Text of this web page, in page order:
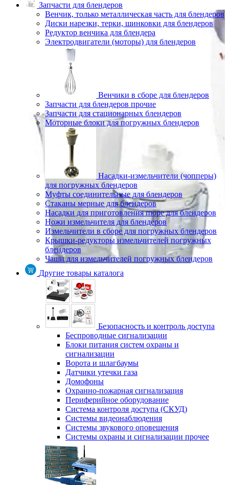
Запчасти для блендеров
Венчик, только металлическая часть для блендеров
Диски нарезки, терки, шинковки для блендеров
Редуктор венчика для блендера
Электродвигатели (моторы) для блендеров
Венчики в сборе для блендеров
Запчасти для блендеров прочие
Запчасти для стационарных блендеров
Моторные блоки для погружных блендеров
Насадки-измельчители (чопперы)
для погружных блендеров
Муфты соединительные для блендеров
Стаканы мерные для блендеров
Насадки для приготовления пюре для блендеров
Ножи измельчителя для блендеров
Измельчители в сборе для погружных блендеров
Крышки-редукторы измельчителей погружных
блендеров
Чаши для измельчителей погружных блендеров
Другие товары каталога
Безопасность и контроль доступа
Беспроводные сигнализации
Блоки питания систем охраны и
сигнализации
Ворота и шлагбаумы
Датчики утечки газа
Домофоны
Охранно-пожарная сигнализация
Периферийное оборудование
Система контроля доступа (СКУД)
Системы видеонаблюдения
Системы звукового оповещения
Системы охраны и сигнализации прочее